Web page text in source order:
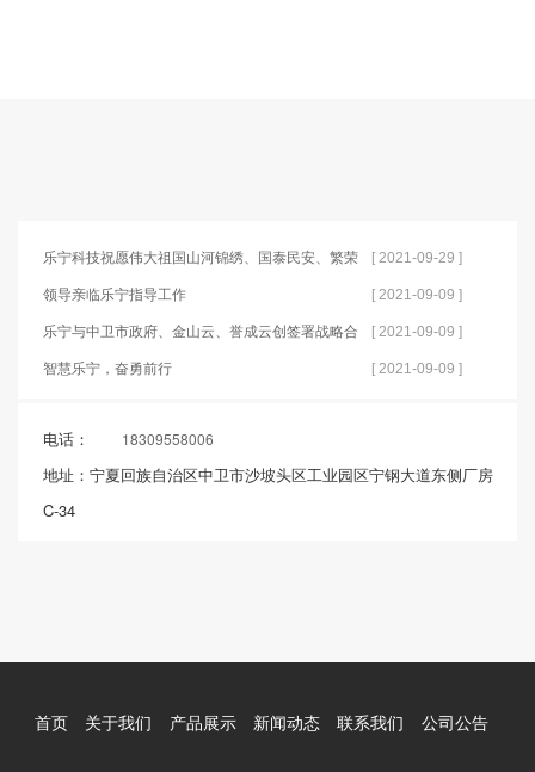
乐宁科技祝愿伟大祖国山河锦绣、国泰民安、繁荣
富强！
[ 2021-09-29 ]
领导亲临乐宁指导工作 [ 2021-09-09 ]
乐宁与中卫市政府、金山云、誉成云创签署战略合
作框架协议
[ 2021-09-09 ]
智慧乐宁，奋勇前行 [ 2021-09-09 ]
电话： 18309558006
地址：宁夏回族自治区中卫市沙坡头区工业园区宁钢大道东侧厂房
C-34
首页 关于我们 产品展示 新闻动态 联系我们 公司公告